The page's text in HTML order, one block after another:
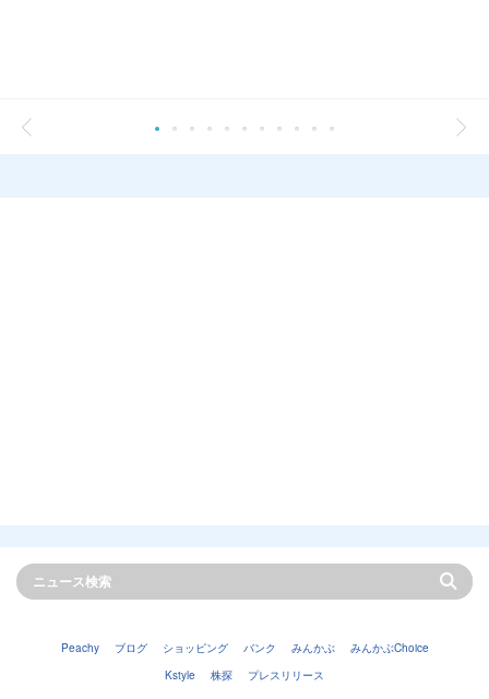
Peachy ブログ ショッピング バンク みんかぶ
みんかぶChoice
Kstyle
株探 プレスリリース